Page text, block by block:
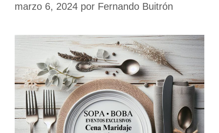
marzo 6, 2024 por Fernando Buitrón